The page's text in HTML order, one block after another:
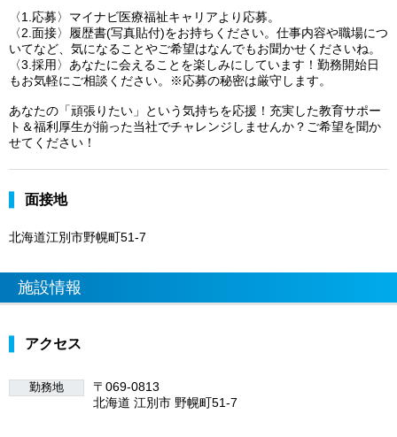
〈1.応募〉マイナビ医療福祉キャリアより応募。
〈2.面接〉履歴書(写真貼付)をお持ちください。仕事内容や職場につ
いてなど、気になることやご希望はなんでもお聞かせくださいね。
〈3.採用〉あなたに会えることを楽しみにしています！勤務開始日
もお気軽にご相談ください。※応募の秘密は厳守します。
あなたの「頑張りたい」という気持ちを応援！充実した教育サポー
ト＆福利厚生が揃った当社でチャレンジしませんか？ご希望を聞か
せてください！
面接地
北海道江別市野幌町51-7
施設情報
アクセス
勤務地
〒069-0813
北海道 江別市 野幌町51-7